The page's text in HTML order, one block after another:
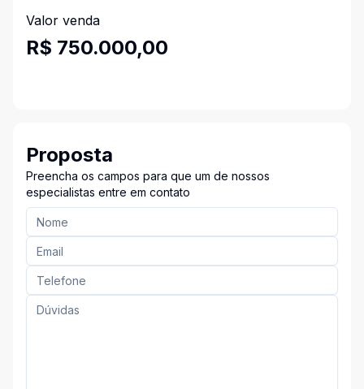
Valor venda
R$ 750.000,00
Proposta
Preencha os campos para que um de nossos
especialistas entre em contato